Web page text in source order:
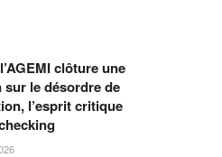
clôture une
le désordre de
l’esprit critique